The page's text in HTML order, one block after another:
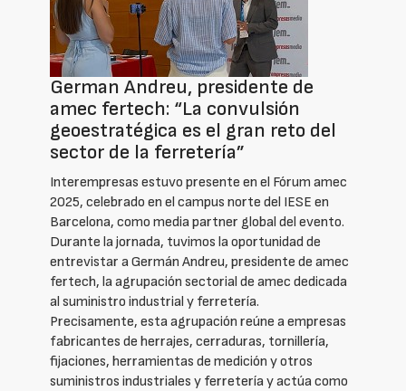
German Andreu, presidente de
amec fertech: “La convulsión
geoestratégica es el gran reto del
sector de la ferretería”
Interempresas estuvo presente en el Fórum amec
2025, celebrado en el campus norte del IESE en
Barcelona, como media partner global del evento.
Durante la jornada, tuvimos la oportunidad de
entrevistar a Germán Andreu, presidente de amec
fertech, la agrupación sectorial de amec dedicada
al suministro industrial y ferretería.
Precisamente, esta agrupación reúne a empresas
fabricantes de herrajes, cerraduras, tornillería,
fijaciones, herramientas de medición y otros
suministros industriales y ferretería y actúa como